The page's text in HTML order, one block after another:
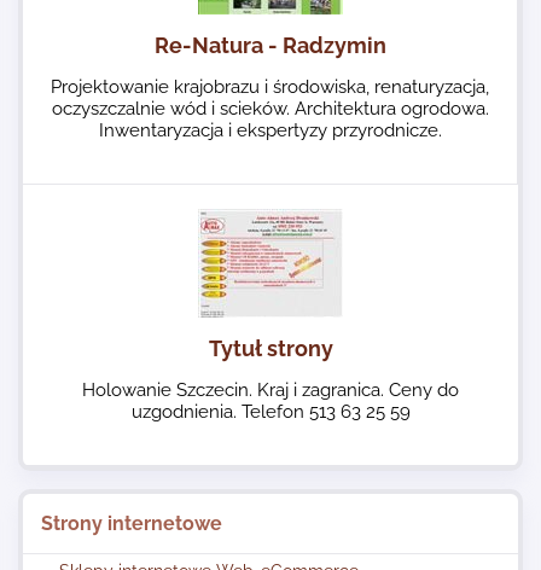
Strony internetowe
Re-Natura - Radzymin
Projektowanie krajobrazu i środowiska, renaturyzacja,
oczyszczalnie wód i scieków. Architektura ogrodowa.
Inwentaryzacja i ekspertyzy przyrodnicze.
Tytuł strony
Holowanie Szczecin. Kraj i zagranica. Ceny do
uzgodnienia. Telefon 513 63 25 59